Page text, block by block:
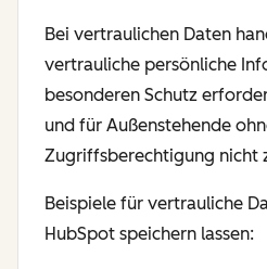
Bei vertraulichen Daten
vertrauliche persönliche
besonderen Schutz
und für Außenstehende
Zugriffsberechtigung nicht
Beispiele für vertrauliche
HubSpot speichern lassen: